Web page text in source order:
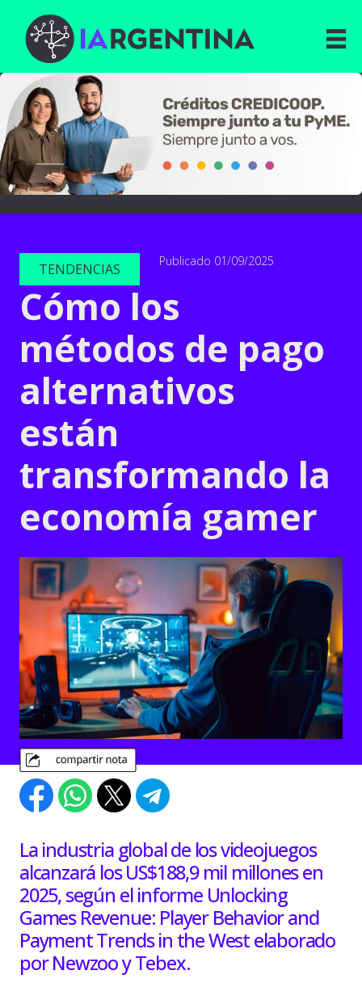
TENDENCIAS Publicado 01/09/2025
Cómo los
métodos de pago
alternativos
están
transformando la
economía gamer
La industria global de los videojuegos
alcanzará los US$188,9 mil millones en
2025, según el informe Unlocking
Games Revenue: Player Behavior and
Payment Trends in the West elaborado
por Newzoo y Tebex.